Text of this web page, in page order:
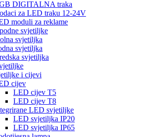
DIGITALNA traka
za LED traku 12-24V
moduli za reklame
svjetiljke
svjetiljka
svjetiljka
svjetiljka
i cijevi
cijev
LED cijev T5
LED cijev T8
LED svjetiljke
LED svjetiljka IP20
LED svjetiljka IP65